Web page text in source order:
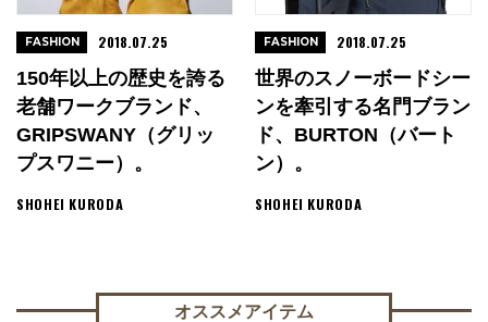
150年以上の歴史を誇る
老舗ワークブランド、
GRIPSWANY（グリッ
プスワニー）。
SHOHEI KURODA
FASHION 2018.07.25
世界のスノーボードシー
ンを牽引する名門ブラン
ド、BURTON（バート
ン）。
SHOHEI KURODA
FASHION 2018.07.25
オススメアイテム